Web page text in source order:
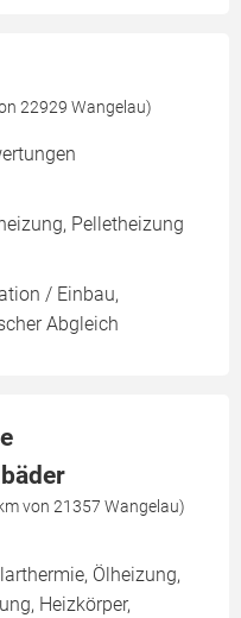
22929 Wangelau)
Pelletheizung
/ Einbau,
Abgleich
von 21357 Wangelau)
Ölheizung,
Heizkörper,